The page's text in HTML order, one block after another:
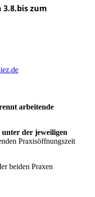
3.8.bis zum
arbeitende
der jeweiligen
Praxisöffnungszeit
beiden Praxen